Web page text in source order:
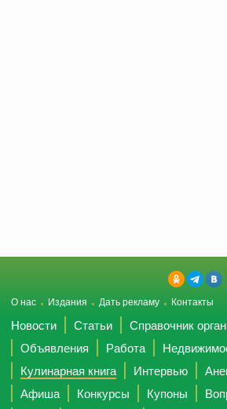
О нас Издания Дать рекламу Контакты
Новости Статьи
Справочник
Объявления
Работа
Кулинарная книга
Интервью
Афиша
Конкурсы Купоны